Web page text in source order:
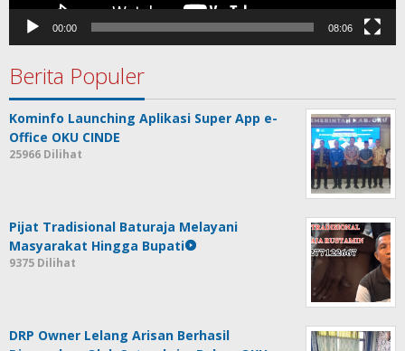
00:00 08:06
Berita Populer
Kominfo Launching Aplikasi Super App e-
Office OKU CINDE
25966 Dilihat
Pijat Tradisional Baturaja Melayani
Masyarakat Hingga Bupati
9375 Dilihat
DRP Owner Lelang Arisan Berhasil